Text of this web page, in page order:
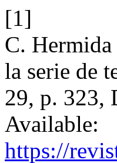
[1]
C.
la serie de
29, p. 323,
Available:
https://